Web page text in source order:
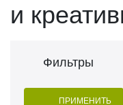
и
Фильтры
ПРИМЕНИТЬ